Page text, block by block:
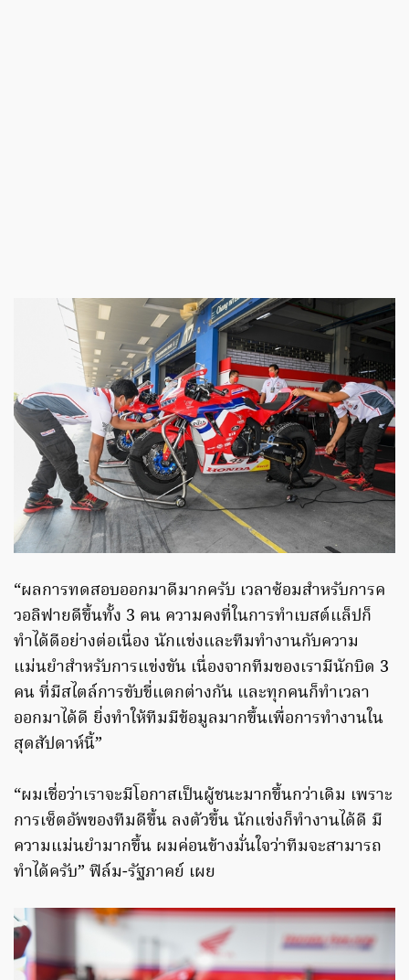
“ผลการทดสอบออกมาดีมากครับ เวลาซ้อมสำหรับการค
วอลิฟายดีขึ้นทั้ง 3 คน ความคงที่ในการทำเบสต์แล็ปก็
ทำได้ดีอย่างต่อเนื่อง นักแข่งและทีมทำงานกับความ
แม่นยำสำหรับการแข่งขัน เนื่องจากทีมของเรามีนักบิด 3
คน ที่มีสไตล์การขับขี่แตกต่างกัน และทุกคนก็ทำเวลา
ออกมาได้ดี ยิ่งทำให้ทีมมีข้อมูลมากขึ้นเพื่อการทำงานใน
สุดสัปดาห์นี้”
“ผมเชื่อว่าเราจะมีโอกาสเป็นผู้ชนะมากขึ้นกว่าเดิม เพราะ
การเซ็ตอัพของทีมดีขึ้น ลงตัวขึ้น นักแข่งก็ทำงานได้ดี มี
ความแม่นยำมากขึ้น ผมค่อนข้างมั่นใจว่าทีมจะสามารถ
ทำได้ครับ” ฟิล์ม-รัฐภาคย์ เผย